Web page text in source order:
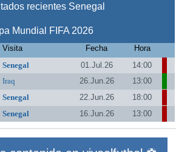
recientes Senegal
Mundial FIFA 2026
Visita Fecha
Hora
Senegal 01.Jul.26
14:00
Iraq 26.Jun.26
13:00
Senegal 22.Jun.26
18:00
Senegal 16.Jun.26 13:00